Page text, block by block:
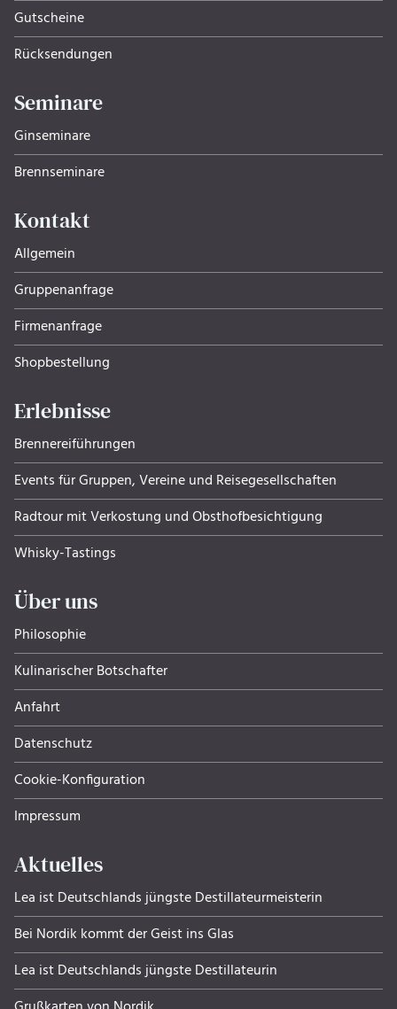
Gutscheine
Rücksendungen
Seminare
Ginseminare
Brennseminare
Kontakt
Allgemein
Gruppenanfrage
Firmenanfrage
Shopbestellung
Erlebnisse
Brennereiführungen
Events für Gruppen, Ver­eine und Rei­se­ge­sell­schaf­ten
Radtour mit Verkostung und Obsthof­be­sich­ti­gung
Whisky-Tastings
Über uns
Philosophie
Kulinarischer Botschafter
Anfahrt
Datenschutz
Cookie-Konfiguration
Impressum
Aktuelles
Lea ist Deutschlands jüngste Destillateurmeisterin
Bei Nordik kommt der Geist ins Glas
Lea ist Deutschlands jüngste Destillateurin